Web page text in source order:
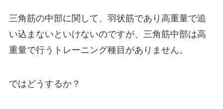
三角筋の中部に関して、羽状筋であり高重量で追
い込まないといけないのですが、三角筋中部は高
重量で行うトレーニング種目がありません。
ではどうするか？